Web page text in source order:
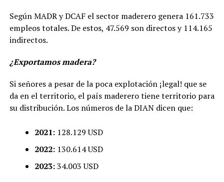
Según MADR y DCAF el sector maderero genera 161.733
empleos totales. De estos, 47.569 son directos y 114.165
indirectos.
¿Exportamos madera?
Si señores a pesar de la poca explotación ¡legal! que se
da en el territorio, el país maderero tiene territorio para
su distribución. Los números de la DIAN dicen que:
2021: 128.129 USD
2022:130.614 USD
2023:34.003 USD